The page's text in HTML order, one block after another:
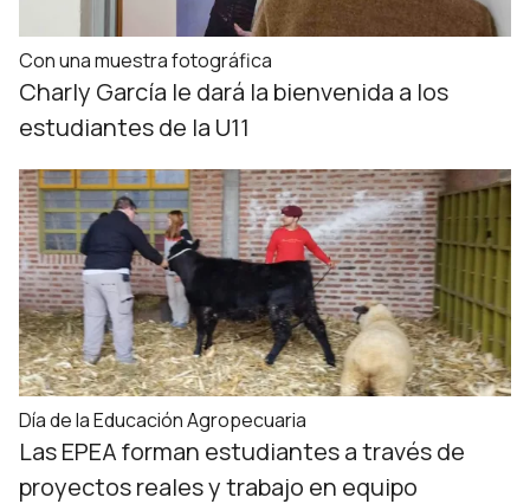
Con una muestra fotográfica
Charly García le dará la bienvenida a los
estudiantes de la U11
Día de la Educación Agropecuaria
Las EPEA forman estudiantes a través de
proyectos reales y trabajo en equipo